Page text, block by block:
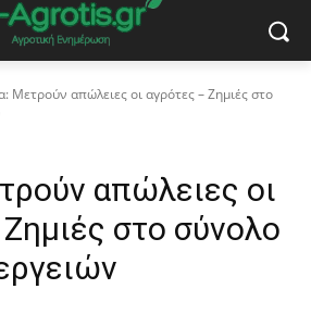
Μετρούν απώλειες οι αγρότες – Ζημιές στο
απώλειες οι
στο σύνολο